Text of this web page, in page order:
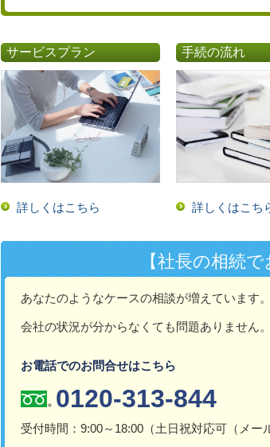
サービスプラン
詳しくはこちら
手続の流れ
詳しくはこち
【社長の相続
あなたのようなケースの相談が増えています。
会社の状況が分からなくても問題ありません。
お電話でのお問合せはこちら
0120-313-844
受付時間：9:00～18:00（土日祝対応可（メー